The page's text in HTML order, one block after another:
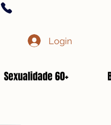
Sexualidade 60+
Login